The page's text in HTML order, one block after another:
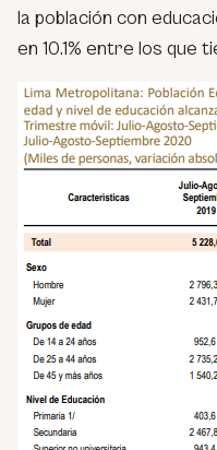
la población con
en 10.1% entre los que